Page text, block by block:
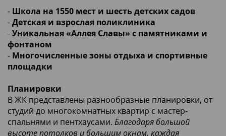
- Школа на 1550 мест и шесть детских садов
-Детская и взрослая поликлиника
-Уникальная «Аллея Славы» с памятниками и
фонтаном
- Многочисленные зоны отдыха и спортивные
площадки
Планировки
В ЖК представлены разнообразные планировки, от
студий до многокомнатных квартир с мастер-
спальнями и пентхаусами. Благодаря большой
высоте потолков и большим окнам, каждая